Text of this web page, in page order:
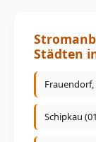
Städten
Frauendorf,
Schipkau